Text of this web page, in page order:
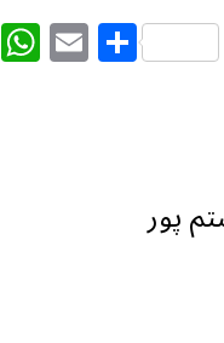
T
el W
h E
m S
h
پور